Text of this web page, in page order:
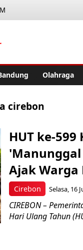
Olahraga
cirebon
Cirebon
HUT ke-
Ajak Warga
Selasa, 16
CIREBON –
Hari Ulang Tahun